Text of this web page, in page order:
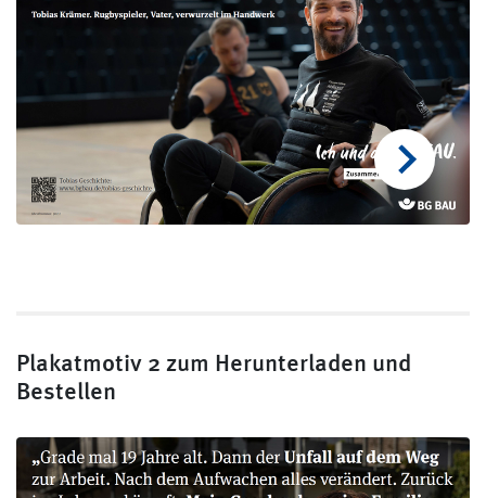
Plakatmotiv 2 zum Herunterladen und
Bestellen